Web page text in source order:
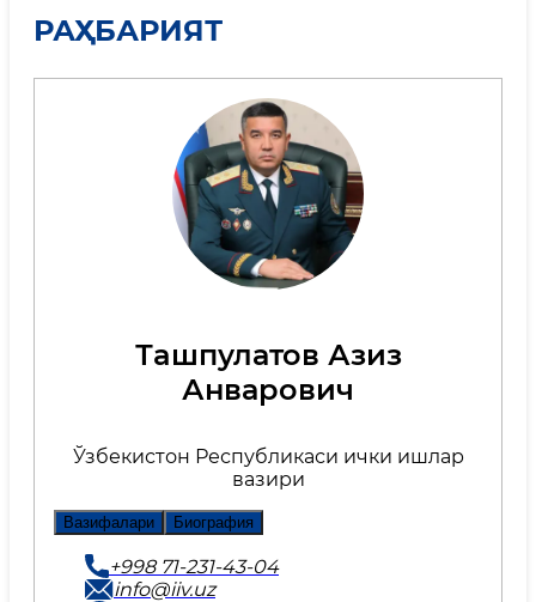
РАҲБАРИЯТ
Тaшпулатов Азиз
Анварович
Ўзбекистон Республикаси ички ишлар
вазири
Вазифалари Биография
+998 71-231-43-04
info@iiv.uz